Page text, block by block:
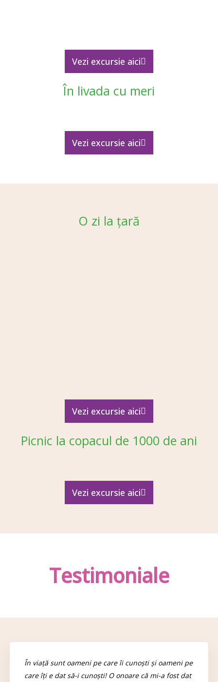
Vezi excursie aici
În livada cu meri
Vezi excursie aici
O zi la țară
Vezi excursie aici
Picnic la copacul de 1000 de ani
Vezi excursie aici
Testimoniale
În viață sunt oameni pe care îi cunoști și oameni pe
care îți e dat să-i cunoști! O onoare că mi-a fost dat